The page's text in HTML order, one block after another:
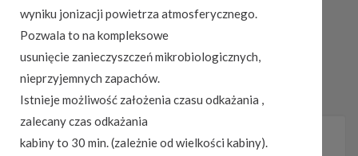
SZEGÓŁOWE INFORMACJE
wyniku jonizacji powietrza atmosferycznego.
Pozwala to na kompleksowe
usunięcie zanieczyszczeń mikrobiologicznych,
nieprzyjemnych zapachów.
Istnieje możliwość założenia czasu odkażania ,
zalecany czas odkażania
kabiny to 30 min. (zależnie od wielkości kabiny).